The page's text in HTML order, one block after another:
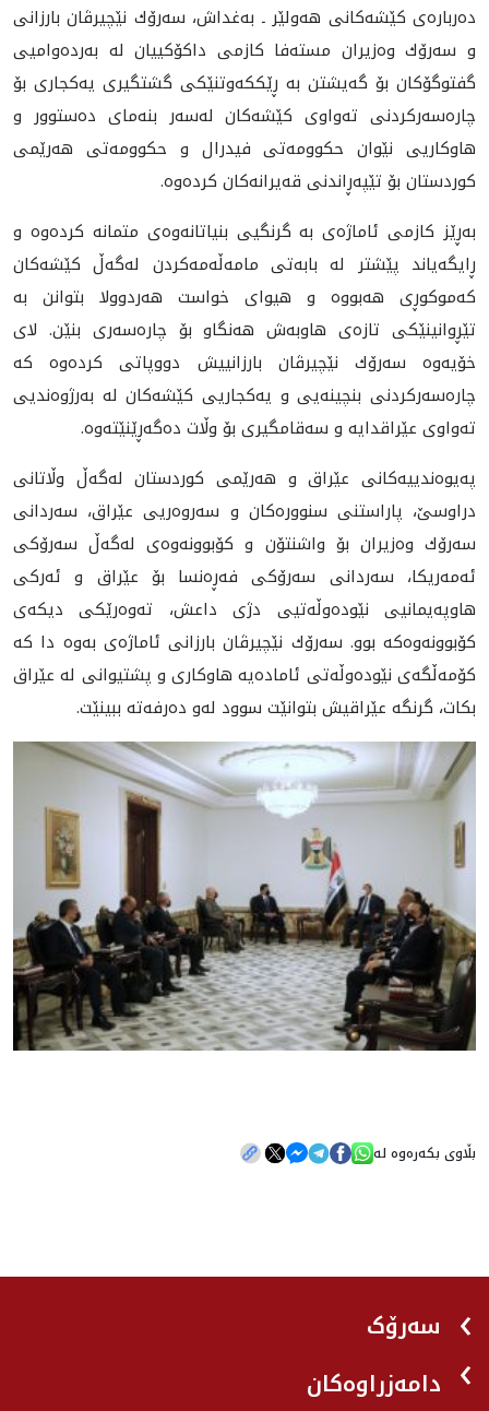
ده‌رباره‌ى كێشه‌كانى هه‌ولێر ـ به‌غداش، سه‌رۆك نێچيرڤان بارزانى
و سه‌رۆك وه‌زيران مسته‌فا كازمى داكۆكييان له‌ به‌رده‌واميى
گفتوگۆكان بۆ گه‌يشتن به‌ ڕێككه‌وتنێكى گشتگيرى يه‌كجارى بۆ
چاره‌سه‌ركردنى ته‌واوى كێشه‌كان له‌سه‌ر بنه‌ماى ده‌ستوور و
هاوكاريى نێوان حكوومه‌تى فيدرال و حكوومه‌تى هه‌رێمى
كوردستان بۆ تێپه‌ڕاندنى قه‌يرانه‌كان كرده‌وه‌.
به‌ڕێز كازمى ئاماژه‌ى به‌ گرنگيى بنياتانه‌وه‌ى متمانه‌ كرده‌وه‌ و
ڕايگه‌ياند پێشتر له‌ بابه‌تى مامه‌ڵه‌مه‌كردن له‌گه‌ڵ كێشه‌كان
كه‌موكوڕى هه‌بووه و هيواى خواست هه‌ردوولا بتوانن به‌
تێڕوانينێكى تازه‌ى هاوبه‌ش هه‌نگاو بۆ چاره‌سه‌رى بنێن. لاى
خۆيه‌وه‌ ‌سه‌رۆك نێچيرڤان بارزانييش دووپاتى كرده‌وه‌ كه‌
چاره‌سه‌ركردنى بنچينه‌يى و يه‌كجاريى كێشه‌كان له‌ به‌رژوه‌نديى
ته‌واوى عێراقدايه‌ و سه‌قامگيرى بۆ وڵات ده‌گه‌ڕێنێته‌وه‌.
په‌يوه‌ندييه‌كانى عێراق و هه‌رێمى كوردستان له‌گه‌ڵ وڵاتانى
دراوسێ، پاراستنى سنووره‌كان و سه‌روه‌ريى عێراق، سه‌ردانى
سه‌رۆك وه‌زيران بۆ واشنتۆن و كۆبوونه‌وه‌ى له‌گه‌ڵ سه‌رۆكى
ئه‌مه‌ريكا، سه‌ردانى سه‌رۆكى فه‌ڕه‌نسا بۆ عێراق و ئه‌ركى
هاوپه‌يمانيى نێوده‌وڵه‌تيى دژى داعش، ته‌وه‌رێكى ديكه‌ى
كۆبوونه‌وه‌كه‌ بوو. سه‌رۆك نێچيرڤان بارزانى ئاما‌ژه‌ى به‌وه‌ دا كه‌
كۆمه‌ڵگه‌ى نێوده‌وڵه‌تى ئاماده‌يه‌ هاوكارى و پشتيوانى له‌ عێراق
بكات، گرنگه‌ عێراقيش بتوانێت سوود له‌و ده‌رفه‌ته‌ ببينێت.
بڵاوی بکەرەوە لە
سەرۆک
دامەزراوەکان